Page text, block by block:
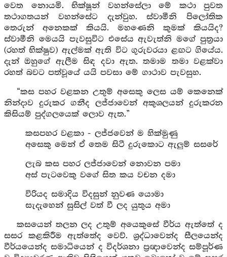
වෙත නොයමි. භික්ෂූන් වහන්සේලා මේ කථා පුවත
තථාගතයන් වහන්සේට දැන්වුහ. ස්වාමීනි පිලෝතික
තෙරුන් අනෙකක් කියයි. මහණෙනි කුමක් කියයිද?
ස්වාමීනි මෙයයි පැවසුවිට එසේය ඇවැත්නි මගේ පුත්‍රයා
(රහත් භික්ෂුව) ඇල්මක් ඇති විට ගුරුවරයා ළඟට ගියේය.
දැන් ඔහුගේ ඇලීම සිඳ දවා ඇත. තමාම තමා වළක්වා
රහත් බවට පත්වූයේ යයි පවසා මේ ගාථාව පැවසුහ.
“කස පහර වළකන උතුම් අසෙකු ලෙස යම් කෙනෙක්
නින්දාව දුරුකර ගනීද ලජ්ජාවෙන් අකුශලයන් දුරුකරන
කිසියම් පුද්ගලයෙක් ලොව ඇත.”
කසපහර වළකා - ලජ්ජවෙන් ම හික්මුණු
අසෙකු මෙන් ඒ තෙම සිටී දුරුකොට ඇලුම් සසරේ
ලැබ කස පහර ලජ්ජාවෙන් නොවන පමා
අස් පැටවෙකු වගේ සිත කය වචන දමා
විරියද සමාදිය විදසුන් නුවණ යොමා
සැදැහෙන් සුසිල් වත් වී ලද යුතුය අමා
කසයෙන් තලන ලද උතුම් අයෙකුසේ වීර්ය ඇත්තේ ද
සසර කළකිරීම ඇත්තේද වෙව්. ශ්‍රද්ධාවෙන්ද සීලයෙන්ද
වීර්යයෙන්ද සමාධියෙන් ද විදර්ශනා ප්‍රඥාවෙන්ද සම්පූර්ණ